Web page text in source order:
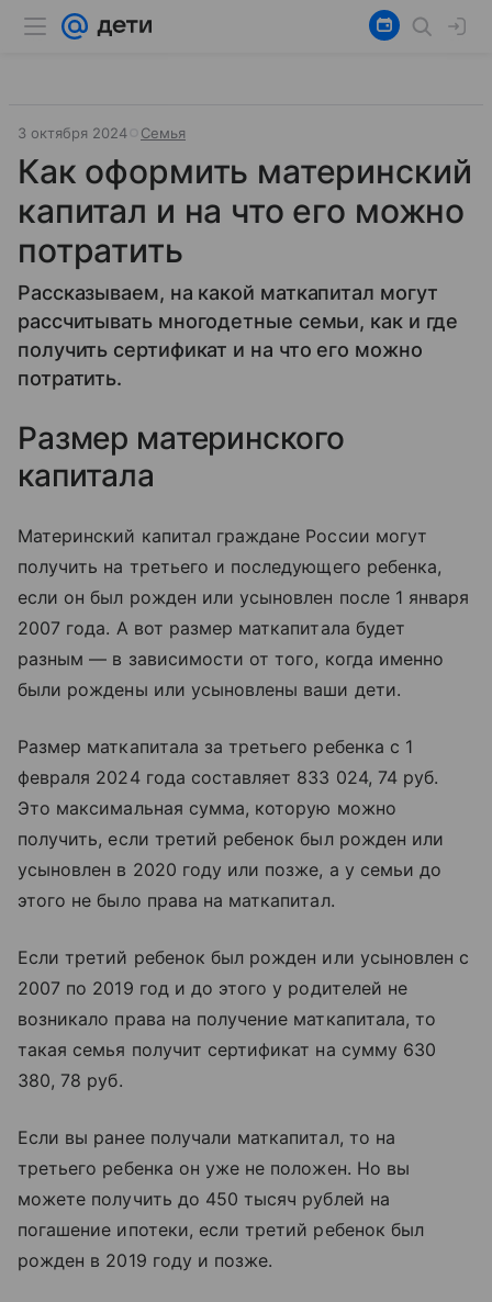
3 октября 2024 Семья
Как оформить материнский
капитал и на что его можно
потратить
Рассказываем, на какой маткапитал могут
рассчитывать многодетные семьи, как и где
получить сертификат и на что его можно
потратить.
Размер материнского
капитала
Материнский капитал граждане России могут
получить на третьего и последующего ребенка,
если он был рожден или усыновлен после 1 января
2007 года. А вот размер маткапитала будет
разным — в зависимости от того, когда именно
были рождены или усыновлены ваши дети.
Размер маткапитала за третьего ребенка с 1
февраля 2024 года составляет 833 024, 74 руб.
Это максимальная сумма, которую можно
получить, если третий ребенок был рожден или
усыновлен в 2020 году или позже, а у семьи до
этого не было права на маткапитал.
Если третий ребенок был рожден или усыновлен с
2007 по 2019 год и до этого у родителей не
возникало права на получение маткапитала, то
такая семья получит сертификат на сумму 630
380, 78 руб.
Если вы ранее получали маткапитал, то на
третьего ребенка он уже не положен. Но вы
можете получить до 450 тысяч рублей на
погашение ипотеки, если третий ребенок был
рожден в 2019 году и позже.